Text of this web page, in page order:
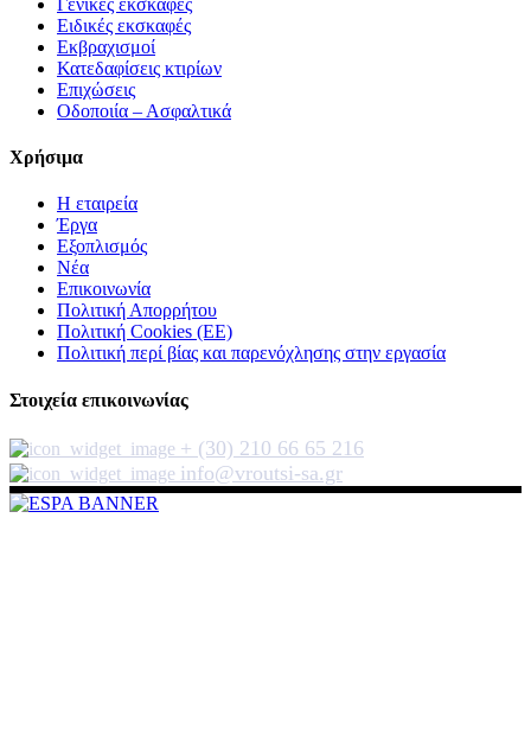
Ειδικές εκσκαφές
Εκβραχισμοί
Κατεδαφίσεις κτιρίων
Επιχώσεις
Οδοποιία – Ασφαλτικά
Χρήσιμα
Η εταιρεία
Έργα
Εξοπλισμός
Νέα
Επικοινωνία
Πολιτική Απορρήτου
Πολιτική Cookies (ΕΕ)
Πολιτική περί βίας και παρενόχλησης στην εργασία
Στοιχεία επικοινωνίας
+ (30) 210 66 65 216
info@vroutsi-sa.gr